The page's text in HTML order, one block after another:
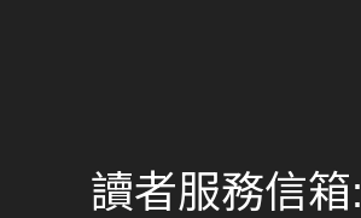
讀者服務信